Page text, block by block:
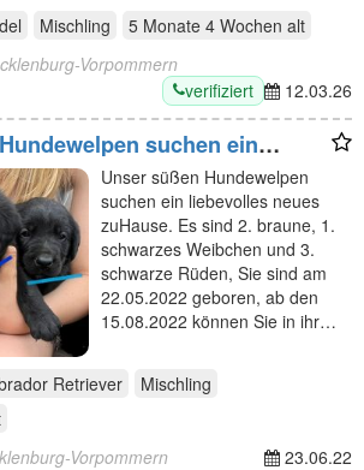
Mischling 5 Monate 4 Wochen alt
Vorpommern
verifiziert
12.03.26
suchen ein
Unser süßen Hundewelpen
suchen ein liebevolles neues
zuHause. Es sind 2. braune, 1.
schwarzes Weibchen und 3.
schwarze Rüden, Sie sind am
22.05.2022 geboren, ab den
15.08.2022 können Sie in ihr…
Retriever
Mischling
Vorpommern 23.06.22